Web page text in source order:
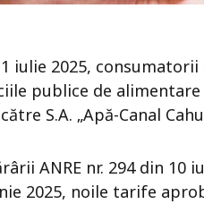
iulie 2025,
publice de
S.A. „Apă-Canal
ANRE nr. 294 din 10
2025, noile tarife